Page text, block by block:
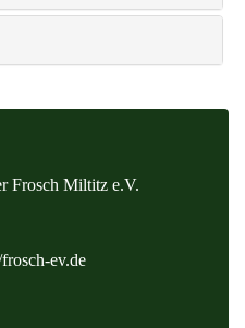
Frosch Miltitz e.V.
ev.de